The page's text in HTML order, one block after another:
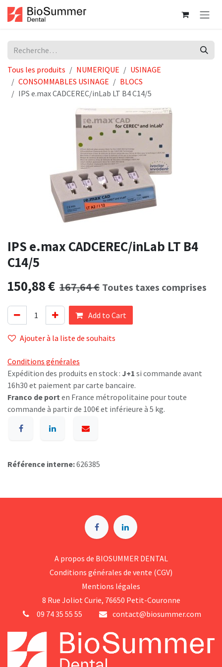
Se rendre au contenu
Tous les produits NUMERIQUE
USINAGE
CONSOMMABLES USINAGE
BLOCS
IPS e.max CADCEREC/inLab LT B4 C14/5
IPS e.max CADCEREC/inLab LT B4
C14/5
150,88€ 167,64€ Toutes taxes comprises
Add to Cart
Ajouter à la liste de souhaits
Conditions générales
Expédition des produits en stock : J+1 si commande avant
16h30 et paiement par carte bancaire.
Franco de port en France métropolitaine pour toute
commande à partir de 100€ et inférieure à 5 kg.
Référence interne:626385
A p​ropos de BIOSUMMER DENTAL
Conditions générales d​e vente (CGV)
Mentions légales
8 Rue Jol​iot Curie, 76650 Petit-Couronne
09 74 35 55 55
contact@biosummer.com